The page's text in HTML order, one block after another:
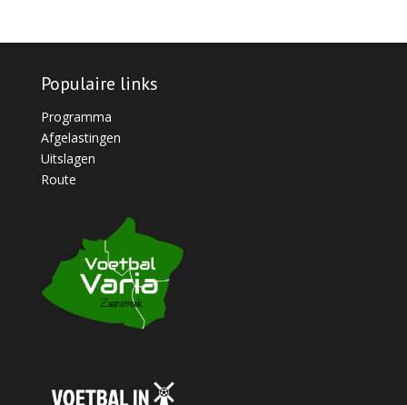
Populaire links
Programma
Afgelastingen
Uitslagen
Route